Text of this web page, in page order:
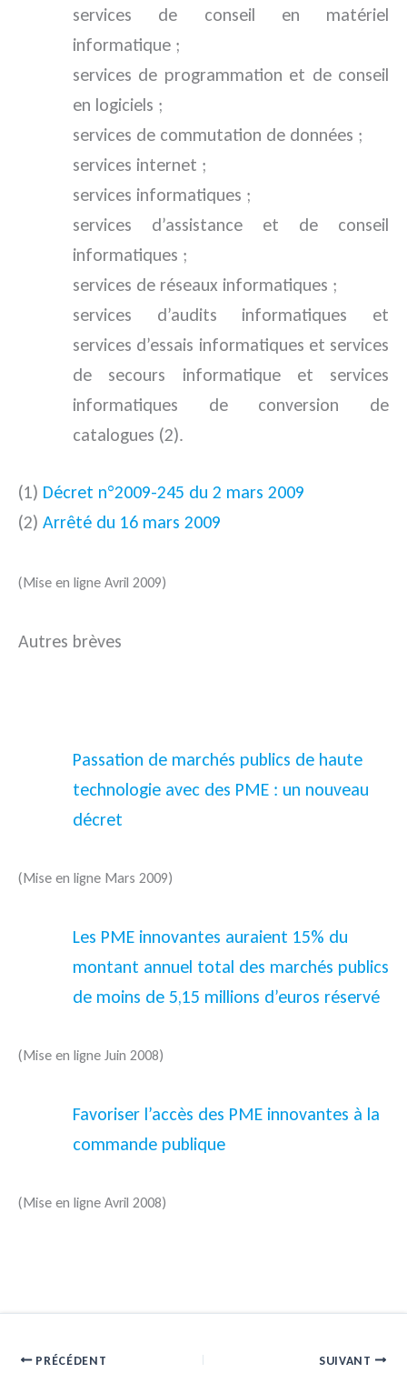
services de conseil en matériel
informatique ;
services de programmation et de conseil
en logiciels ;
services de commutation de données ;
services internet ;
services informatiques ;
services d’assistance et de conseil
informatiques ;
services de réseaux informatiques ;
services d’audits informatiques et
services d’essais informatiques et services
de secours informatique et services
informatiques de conversion de
catalogues (2).
(1) Décret n°2009-245 du 2 mars 2009
(2) Arrêté du 16 mars 2009
(Mise en ligne Avril 2009)
Autres brèves
Passation de marchés publics de haute
technologie avec des PME : un nouveau
décret
(Mise en ligne Mars 2009)
Les PME innovantes auraient 15% du
montant annuel total des marchés publics
de moins de 5,15 millions d’euros réservé
(Mise en ligne Juin 2008)
Favoriser l’accès des PME innovantes à la
commande publique
(Mise en ligne Avril 2008)
PRÉCÉDENT SUIVANT